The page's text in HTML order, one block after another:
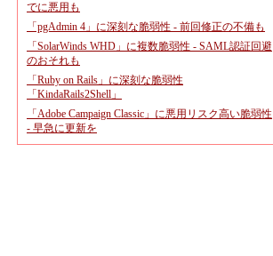
でに悪用も
「pgAdmin 4」に深刻な脆弱性 - 前回修正の不備も
「SolarWinds WHD」に複数脆弱性 - SAML認証回避
のおそれも
「Ruby on Rails」に深刻な脆弱性
「KindaRails2Shell」
「Adobe Campaign Classic」に悪用リスク高い脆弱性
- 早急に更新を